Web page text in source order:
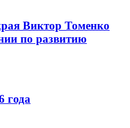
Виктор Томенко
по развитию
года